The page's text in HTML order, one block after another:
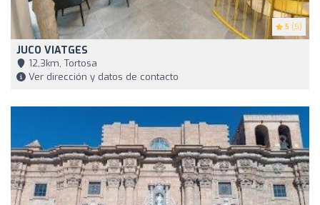
5 (5)
JUCO VIATGES
12,3km, Tortosa
Ver dirección y datos de contacto